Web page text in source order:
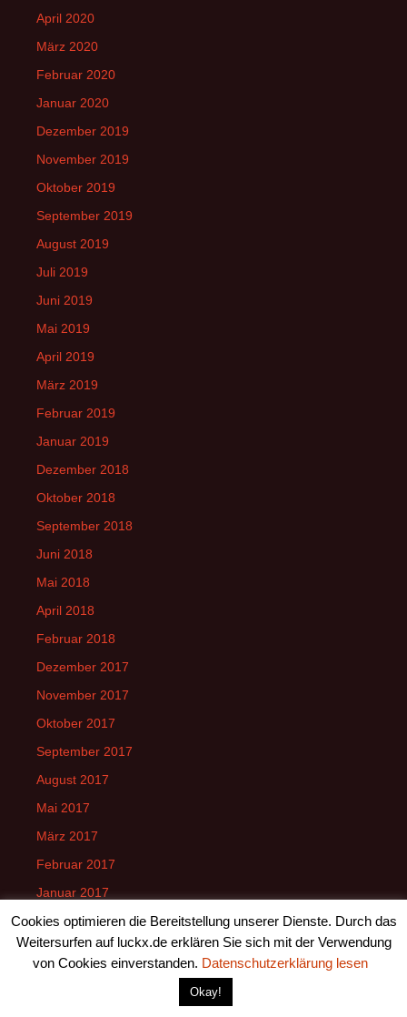
April 2020
März 2020
Februar 2020
Januar 2020
Dezember 2019
November 2019
Oktober 2019
September 2019
August 2019
Juli 2019
Juni 2019
Mai 2019
April 2019
März 2019
Februar 2019
Januar 2019
Dezember 2018
Oktober 2018
September 2018
Juni 2018
Mai 2018
April 2018
Februar 2018
Dezember 2017
November 2017
Oktober 2017
September 2017
August 2017
Mai 2017
März 2017
Februar 2017
Januar 2017
Dezember 2016
November 2016
Cookies optimieren die Bereitstellung unserer Dienste. Durch das
Weitersurfen auf luckx.de erklären Sie sich mit der Verwendung
von Cookies einverstanden. Datenschutzerklärung lesen
Okay!